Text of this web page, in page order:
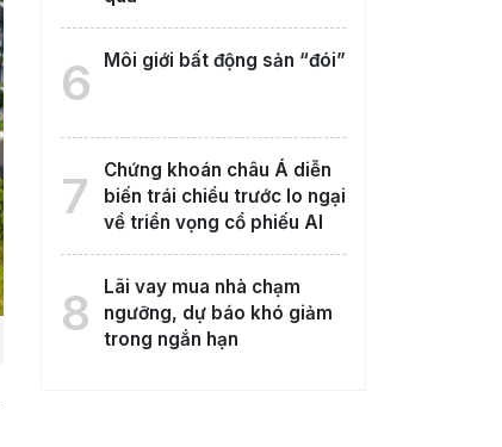
6 Môi giới bất động sản “đói”
7
Chứng khoán châu Á diễn
biến trái chiều trước lo ngại
về triển vọng cổ phiếu AI
8
Lãi vay mua nhà chạm
ngưỡng, dự báo khó giảm
trong ngắn hạn